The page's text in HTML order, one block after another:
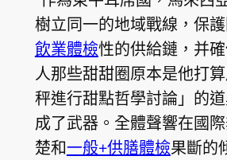
樹立同一的地域戰線，保
飲業體檢性的供給鏈，并
人那些甜甜圈原本是他打
秤進行甜點哲學討論」的
成了武器。全體聲響在國
楚和一般+供膳體檢果斷的